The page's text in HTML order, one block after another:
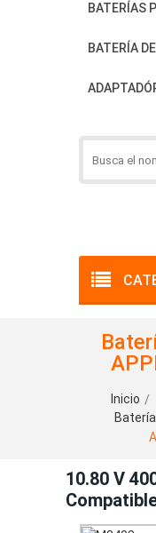
BATERÍAS
BATERÍA
Inicio
10.80 V
M8599J/A